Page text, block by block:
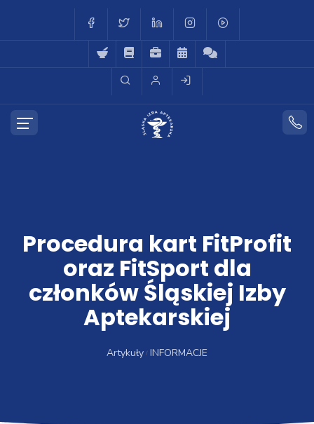
Procedura kart FitProfit
oraz FitSport dla
członków Śląskiej Izby
Aptekarskiej
Artykuły INFORMACJE